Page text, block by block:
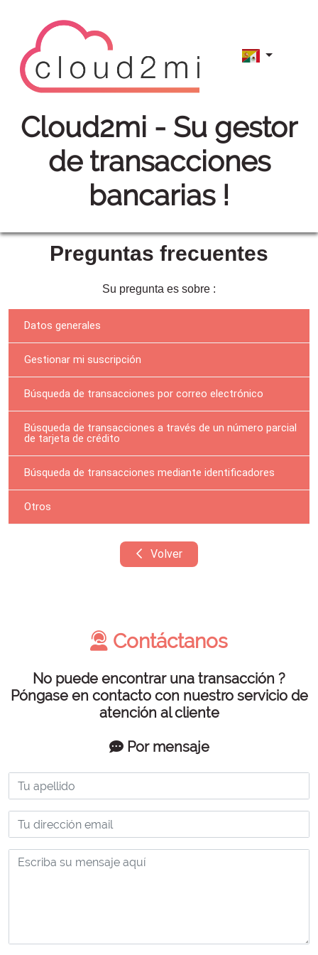
cloud2mi - Su gestor
de transacciones
bancarias !
Preguntas frecuentes
Su pregunta es sobre :
Datos generales
Gestionar mi suscripción
Búsqueda de transacciones por correo electrónico
Búsqueda de transacciones a través de un número parcial
de tarjeta de crédito
Búsqueda de transacciones mediante identificadores
Otros
Volver
Contáctanos
No puede encontrar una transacción ?
Póngase en contacto con nuestro servicio de
atención al cliente
Por mensaje